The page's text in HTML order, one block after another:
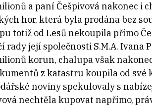
a paní Češpivová nakonec
hor, která byla prodána bez
totiž od Lesů nekoupila přímo
rady její společnosti S.M.A. Ivana
korun, chalupa však
z katastru koupila od své
noviny spekulovaly s
nechtěla kupovat napřímo,